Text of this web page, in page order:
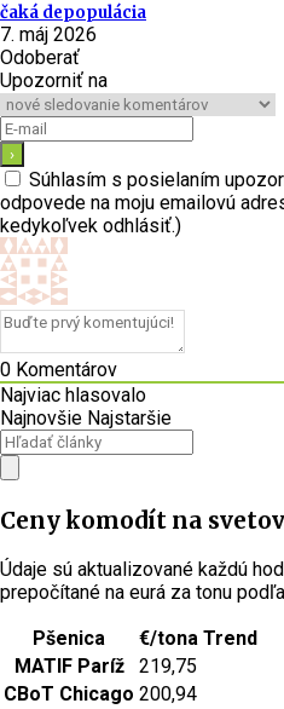
čaká depopulácia
7. máj 2026
Odoberať
Upozorniť na
Súhlasím s posielaním
odpovede na moju emailovú
kedykoľvek odhlásiť.)
0 Komentárov
Najviac hlasovalo
Najnovšie Najstaršie
Ceny komodít na
Údaje sú aktualizované každú
prepočítané na eurá za tonu
Pšenica
€/tona Trend
MATIF Paríž
219,75
CBoT Chicago 200,94